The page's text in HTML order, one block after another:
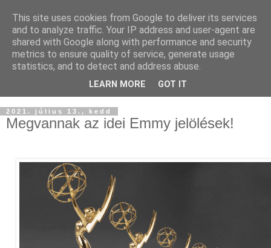
2021. július 13., kedd
Megvannak az idei Emmy jelölések!
This site uses cookies from Google to deliver its services
and to analyze traffic. Your IP address and user-agent are
shared with Google along with performance and security
metrics to ensure quality of service, generate usage
statistics, and to detect and address abuse.
LEARN MORE GOT IT